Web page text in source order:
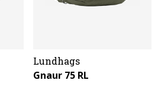
Lundhags
Gnaur 75 RL